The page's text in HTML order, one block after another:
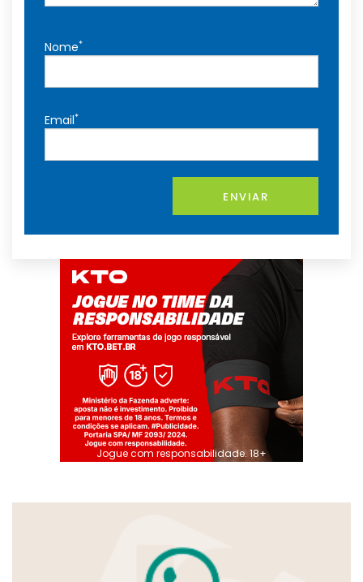
Nome*
Email*
ENVIAR
Jogue com responsabilidade. 18+